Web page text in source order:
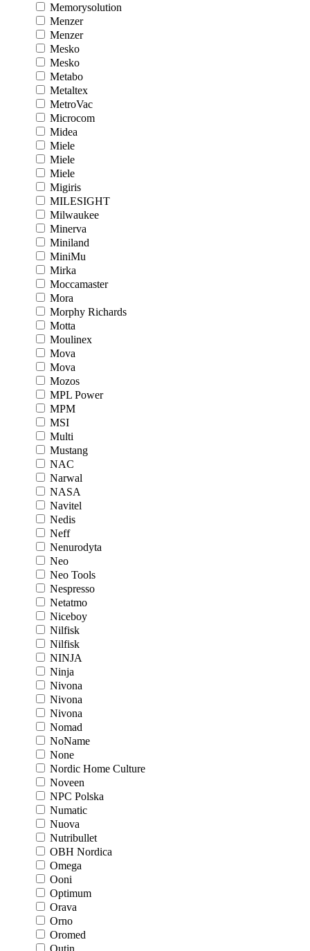
Memorysolution
Menzer
Menzer
Mesko
Mesko
Metabo
Metaltex
MetroVac
Microcom
Midea
Miele
Miele
Miele
Migiris
MILESIGHT
Milwaukee
Minerva
Miniland
MiniMu
Mirka
Moccamaster
Mora
Morphy Richards
Motta
Moulinex
Mova
Mova
Mozos
MPL Power
MPM
MSI
Multi
Mustang
NAC
Narwal
NASA
Navitel
Nedis
Neff
Nenurodyta
Neo
Neo Tools
Nespresso
Netatmo
Niceboy
Nilfisk
Nilfisk
NINJA
Ninja
Nivona
Nivona
Nivona
Nomad
NoName
None
Nordic Home Culture
Noveen
NPC Polska
Numatic
Nuova
Nutribullet
OBH Nordica
Omega
Ooni
Optimum
Orava
Orno
Oromed
Outin